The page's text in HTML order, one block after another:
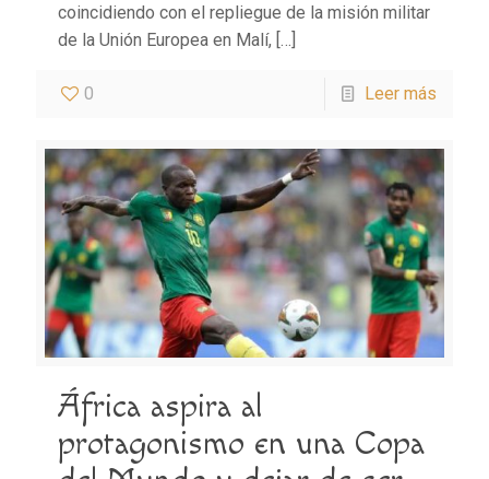
coincidiendo con el repliegue de la misión militar
de la Unión Europea en Malí, […]
0 Leer más
África aspira al
protagonismo en una Copa